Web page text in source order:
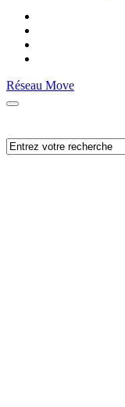
Réseau Move